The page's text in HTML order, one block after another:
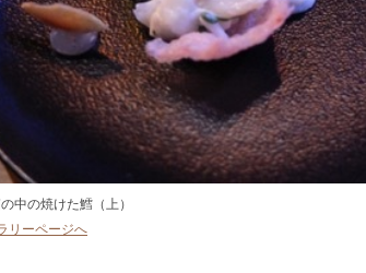
中の焼けた鱈（上）
リーページへ